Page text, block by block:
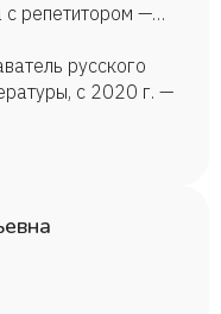
с репетитором —
Моя
из них
Коммуникабельна,
к
большей
книги, музыка),
свой кругозор.
трудным темам,
Настроена на
русского
с 2020 г. —